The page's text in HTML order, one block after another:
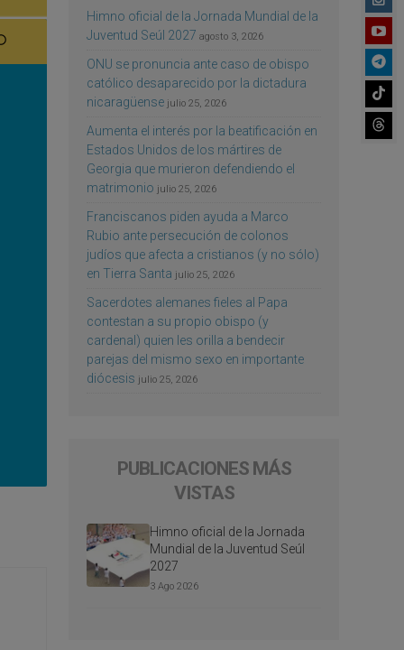
Himno oficial de la Jornada Mundial de la
Juventud Seúl 2027 agosto 3, 2026
ONU se pronuncia ante caso de obispo
católico desaparecido por la dictadura
nicaragüense julio 25, 2026
Aumenta el interés por la beatificación en
Estados Unidos de los mártires de
Georgia que murieron defendiendo el
matrimonio julio 25, 2026
Franciscanos piden ayuda a Marco
Rubio ante persecución de colonos
judíos que afecta a cristianos (y no sólo)
en Tierra Santa julio 25, 2026
Sacerdotes alemanes fieles al Papa
contestan a su propio obispo (y
cardenal) quien les orilla a bendecir
parejas del mismo sexo en importante
diócesis julio 25, 2026
PUBLICACIONES MÁS
VISTAS
Himno oficial de la Jornada
Mundial de la Juventud Seúl
2027
3 Ago 2026